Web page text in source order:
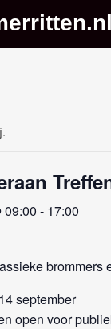
09:00 - 17:00
brommers
september
open voor